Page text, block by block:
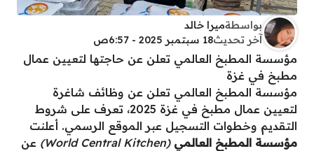
بواسطةميرا خالد
آخر تحديث18 سبتمبر 2025 - 6:57ص
مؤسسة المطبخ العالمي تعلن عن حاجتها لتعيين عمال
مطبخ في غزة
مؤسسة المطبخ العالمي تعلن عن وظائف شاغرة
لتعيين عمال مطبخ في غزة 2025، تعرف على شروط
التقديم وخطوات التسجيل عبر الموقع الرسمي. أعلنت
مؤسسة المطبخ العالمي (World Central Kitchen)
عن